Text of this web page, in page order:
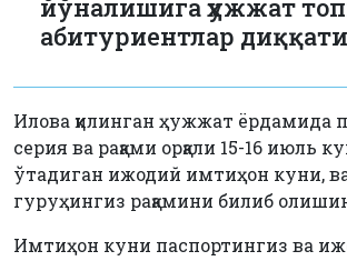
йўналишига ҳужжат
абитуриентлар
Илова қилинган ҳужжат ёрдамида
серия ва рақами орқали 15-16 июль
ўтадиган ижодий имтиҳон куни,
гуруҳингиз рақамини билиб
Имтиҳон куни паспортингиз ва